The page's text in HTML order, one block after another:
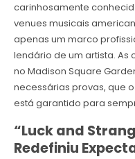
carinhosamente
venues musicais
apenas um marco
lendário de um artista. As
no Madison Square
necessárias provas, que
está garantido para
“Luck and
Redefiniu